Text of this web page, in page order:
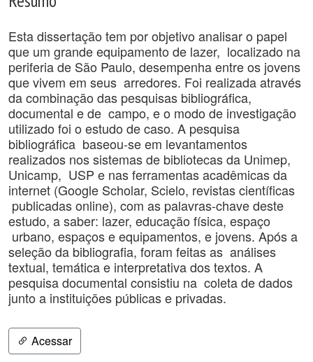
Esta dissertação tem por objetivo analisar o papel
que um grande equipamento de lazer, localizado na
periferia de São Paulo, desempenha entre os jovens
que vivem em seus arredores. Foi realizada através
da combinação das pesquisas bibliográfica,
documental e de campo, e o modo de investigação
utilizado foi o estudo de caso. A pesquisa
bibliográfica baseou-se em levantamentos
realizados nos sistemas de bibliotecas da Unimep,
Unicamp, USP e nas ferramentas acadêmicas da
internet (Google Scholar, Scielo, revistas científicas
publicadas online), com as palavras-chave deste
estudo, a saber: lazer, educação física, espaço
urbano, espaços e equipamentos, e jovens. Após a
seleção da bibliografia, foram feitas as análises
textual, temática e interpretativa dos textos. A
pesquisa documental consistiu na coleta de dados
junto a instituições públicas e privadas.
Acessar